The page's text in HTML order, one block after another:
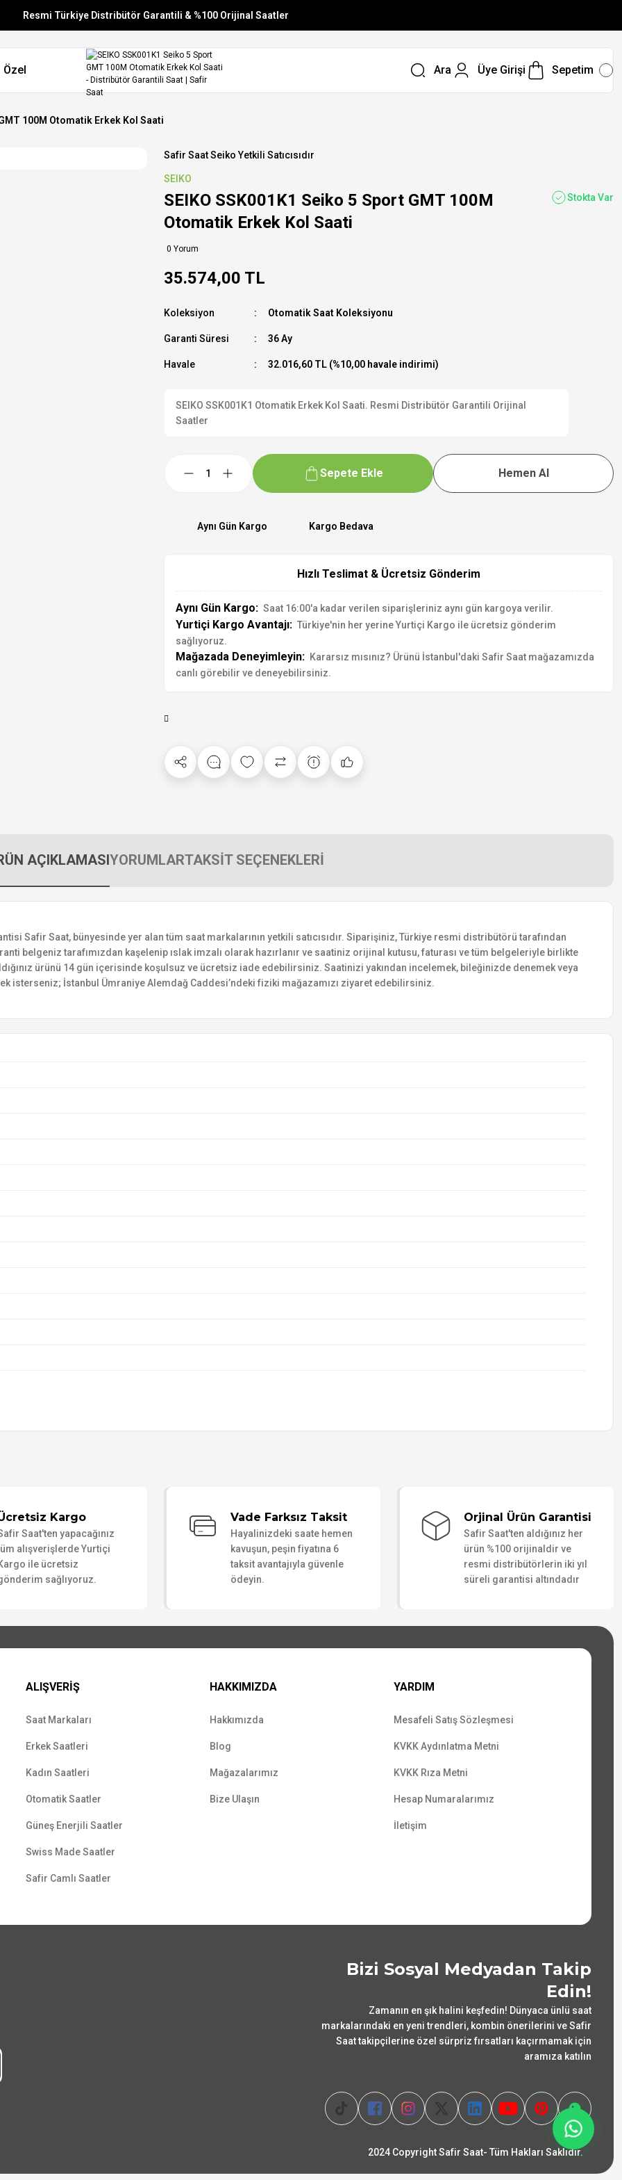
Resmi Türkiye Distribütör Garantili & %100 Orijinal Saatler
Vade Farksız 6 Taksit
Aynı Gün Stoktan Gönderim
Özel Ara Üye Girişi Sepetim
100M Otomatik Erkek Kol Saati
Safir Saat Seiko Yetkili Satıcısıdır
SEIKO
SEIKO SSK001K1 Seiko 5 Sport GMT 100M
Otomatik Erkek Kol Saati
0 Yorum
Stokta Var
35.574,00 TL
Koleksiyon Otomatik Saat Koleksiyonu
Garanti Süresi 36 Ay
Havale 32.016,60 TL (%10,00 havale indirimi)
SEIKO SSK001K1 Otomatik Erkek Kol Saati. Resmi Distribütör Garantili Orijinal
Saatler
Sepete Ekle Hemen Al
Aynı Gün Kargo Kargo Bedava
Hızlı Teslimat & Ücretsiz Gönderim
Aynı Gün Kargo: Saat 16:00'a kadar verilen siparişleriniz aynı gün kargoya verilir.
Yurtiçi Kargo Avantajı: Türkiye'nin her yerine Yurtiçi Kargo ile ücretsiz gönderim
sağlıyoruz.
Mağazada Deneyimleyin: Kararsız mısınız? Ürünü İstanbul'daki Safir Saat mağazamızda
canlı görebilir ve deneyebilirsiniz.
AÇIKLAMASIYORUMLARTAKSİT SEÇENEKLERİ
Safir Saat, bünyesinde yer alan tüm saat markalarının yetkili satıcısıdır. Siparişiniz, Türkiye resmi distribütörü tarafından
belgeniz tarafımızdan kaşelenip ıslak imzalı olarak hazırlanır ve saatiniz orijinal kutusu, faturası ve tüm belgeleriyle birlikte
ürünü 14 gün içerisinde koşulsuz ve ücretsiz iade edebilirsiniz. Saatinizi yakından incelemek, bileğinizde denemek veya
isterseniz; İstanbul Ümraniye Alemdağ Caddesi’ndeki fiziki mağazamızı ziyaret edebilirsiniz.
Kargo
Saat'ten yapacağınız
alışverişlerde Yurtiçi
ile ücretsiz
sağlıyoruz.
Vade Farksız Taksit
Hayalinizdeki saate hemen
kavuşun, peşin fiyatına 6
taksit avantajıyla güvenle
ödeyin.
Orjinal Ürün Garantisi
Safir Saat'ten aldığınız her
ürün %100 orijinaldir ve
resmi distribütörlerin iki yıl
süreli garantisi altındadır
ALIŞVERİŞ
Saat Markaları
Erkek Saatleri
Kadın Saatleri
Otomatik Saatler
Güneş Enerjili Saatler
Swiss Made Saatler
Safir Camlı Saatler
HAKKIMIZDA
Hakkımızda
Blog
Mağazalarımız
Bize Ulaşın
YARDIM
Mesafeli Satış Sözleşmesi
KVKK Aydınlatma Metni
KVKK Rıza Metni
Hesap Numaralarımız
İletişim
Bizi Sosyal Medyadan Takip
Edin!
Zamanın en şık halini keşfedin! Dünyaca ünlü saat
markalarındaki en yeni trendleri, kombin önerilerini ve Safir
Saat takipçilerine özel sürpriz fırsatları kaçırmamak için
aramıza katılın
2024 Copyright Safir Saat- Tüm Hakları Saklıdır.